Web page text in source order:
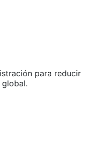
para reducir